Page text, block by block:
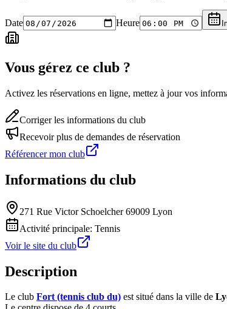
Date Heure
Vous gérez ce club ?
Activez les réservations en ligne, mettez à jour vos
Corriger les informations du club
Recevoir plus de demandes de réservation
Référencer mon club
Informations du club
271 Rue Victor Schoelcher 69009 Lyon
Activité principale: Tennis
Voir le site du club
Description
Le club Fort (tennis club du) est situé dans la ville de